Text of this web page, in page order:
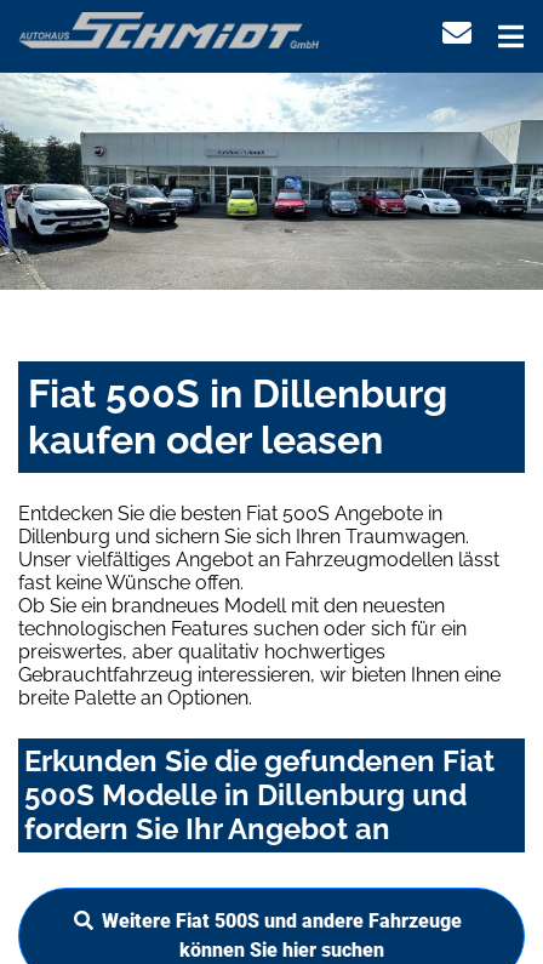
Fiat 500S in Dillenburg
kaufen oder leasen
Entdecken Sie die besten Fiat 500S Angebote in
Dillenburg und sichern Sie sich Ihren Traumwagen.
Unser vielfältiges Angebot an Fahrzeugmodellen lässt
fast keine Wünsche offen.
Ob Sie ein brandneues Modell mit den neuesten
technologischen Features suchen oder sich für ein
preiswertes, aber qualitativ hochwertiges
Gebrauchtfahrzeug interessieren, wir bieten Ihnen eine
breite Palette an Optionen.
Erkunden Sie die gefundenen Fiat
500S Modelle in Dillenburg und
fordern Sie Ihr Angebot an
Weitere Fiat 500S und andere Fahrzeuge
können Sie hier suchen